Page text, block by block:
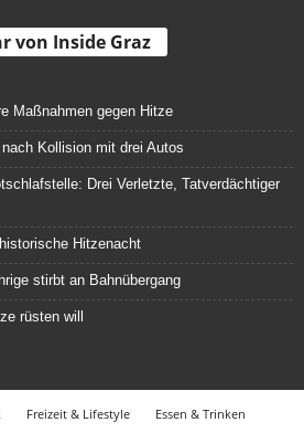
von Inside Graz
Maßnahmen gegen Hitze
Kollision mit drei Autos
Drei Verletzte, Tatverdächtiger
Hitzenacht
stirbt an Bahnübergang
rüsten will
Freizeit & Lifestyle
Essen & Trinken